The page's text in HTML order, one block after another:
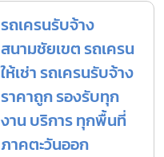
รถเครนรับจ้าง
สนามชัยเขต รถเครน
ให้เช่า รถเครนรับจ้าง
ราคาถูก รองรับทุก
งาน บริการ ทุกพื้นที่
ภาคตะวันออก